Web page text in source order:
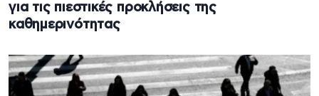
για τις πιεστικές προκλήσεις της
καθημερινότητας